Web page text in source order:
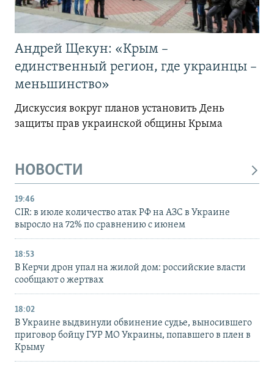
Андрей Щекун: «Крым –
единственный регион, где украинцы –
меньшинство»
Дискуссия вокруг планов установить День
защиты прав украинской общины Крыма
НОВОСТИ
19:46
CIR: в июле количество атак РФ на АЗС в Украине
выросло на 72% по сравнению с июнем
18:53
В Керчи дрон упал на жилой дом: российские власти
сообщают о жертвах
18:02
В Украине выдвинули обвинение судье, выносившего
приговор бойцу ГУР МО Украины, попавшего в плен в
Крыму